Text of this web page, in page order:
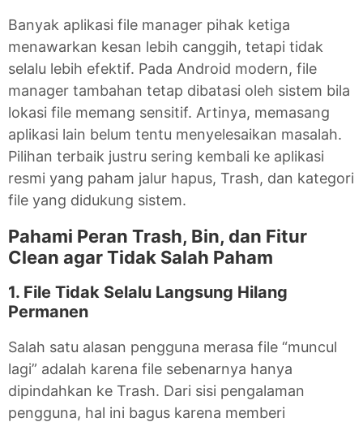
Banyak aplikasi file manager pihak ketiga
menawarkan kesan lebih canggih, tetapi tidak
selalu lebih efektif. Pada Android modern, file
manager tambahan tetap dibatasi oleh sistem bila
lokasi file memang sensitif. Artinya, memasang
aplikasi lain belum tentu menyelesaikan masalah.
Pilihan terbaik justru sering kembali ke aplikasi
resmi yang paham jalur hapus, Trash, dan kategori
file yang didukung sistem.
Pahami Peran Trash, Bin, dan Fitur
Clean agar Tidak Salah Paham
1. File Tidak Selalu Langsung Hilang
Permanen
Salah satu alasan pengguna merasa file “muncul
lagi” adalah karena file sebenarnya hanya
dipindahkan ke Trash. Dari sisi pengalaman
pengguna, hal ini bagus karena memberi